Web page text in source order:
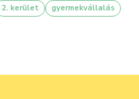
2. kerület
gyermekvállalás